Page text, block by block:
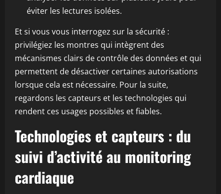
éviter les lectures isolées.
Et si vous vous interrogez sur la sécurité :
privilégiez les montres qui intègrent des
mécanismes clairs de contrôle des données et qui
permettent de désactiver certaines autorisations
lorsque cela est nécessaire. Pour la suite,
regardons les capteurs et les technologies qui
rendent ces usages possibles et fiables.
Technologies et capteurs : du
suivi d’activité au monitoring
cardiaque